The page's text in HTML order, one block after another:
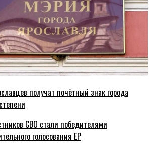
получат почётный знак города
СВО стали победителями
голосования ЕР